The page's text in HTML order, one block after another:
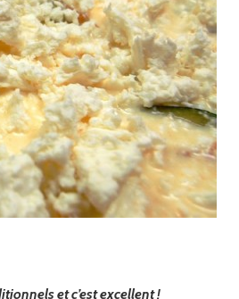
et c’est excellent !